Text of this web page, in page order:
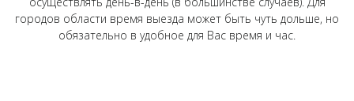
городов области время выезда может быть чуть дольше, но
обязательно в удобное для Вас время и час.